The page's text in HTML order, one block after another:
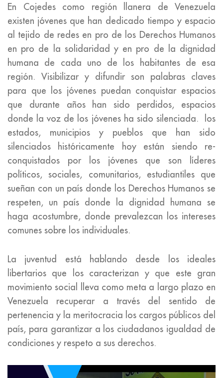
En Cojedes como región llanera de Venezuela
existen jóvenes que han dedicado tiempo y espacio
al tejido de redes en pro de los Derechos Humanos
en pro de la solidaridad y en pro de la dignidad
humana de cada uno de los habitantes de esa
región. Visibilizar y difundir son palabras claves
para que los jóvenes puedan conquistar espacios
que durante años han sido perdidos, espacios
donde la voz de los jóvenes ha sido silenciada. los
estados, municipios y pueblos que han sido
silenciados históricamente hoy están siendo re-
conquistados por los jóvenes que son líderes
políticos, sociales, comunitarios, estudiantiles que
sueñan con un país donde los Derechos Humanos se
respeten, un país donde la dignidad humana se
haga acostumbre, donde prevalezcan los intereses
comunes sobre los individuales.
La juventud está hablando desde los ideales
libertarios que los caracterizan y que este gran
movimiento social lleva como meta a largo plazo en
Venezuela recuperar a través del sentido de
pertenencia y la meritocracia los cargos públicos del
país, para garantizar a los ciudadanos igualdad de
condiciones y respeto a sus derechos.